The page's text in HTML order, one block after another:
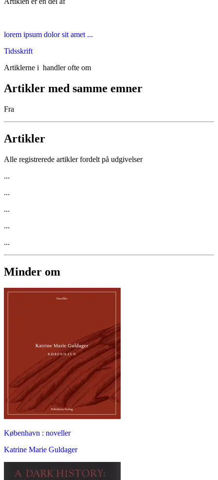
lorem ipsum dolor sit amet ...
Tidsskrift
Artiklerne i handler ofte om
Artikler med samme emner
Fra
Artikler
Alle registrerede artikler fordelt på udgivelser
...
...
...
...
...
Minder om
København : noveller
Katrine Marie Guldager